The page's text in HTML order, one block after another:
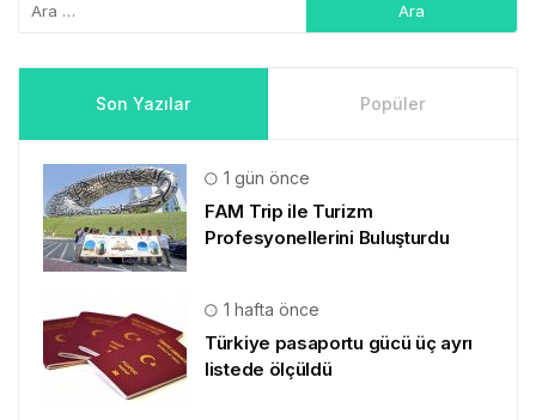
Son Yazılar Popüler
1 gün önce
FAM Trip ile Turizm
Profesyonellerini Buluşturdu
1 hafta önce
Türkiye pasaportu gücü üç ayrı
listede ölçüldü